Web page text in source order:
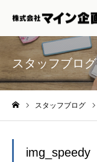
スタッフブログ
スタッフブログ
img_speedy